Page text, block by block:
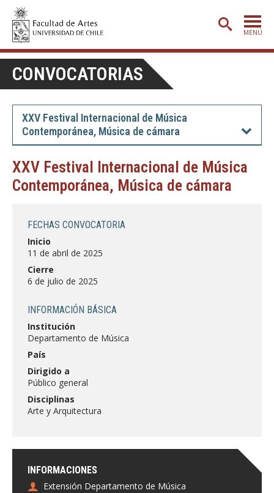
MENÚ
PORTADA
ADMISIÓN
ETAPA BÁSICA
CARRERAS
POSTGRADO
EXTENSIÓN
BIBLIOTECA
DEPARTAMENTOS
Estudiantes
Académicas/os
CONVOCATORIAS
XXV Festival Internacional de Música
Contemporánea, Música de cámara
XXV Festival Internacional de Música
Contemporánea, Música de cámara
INFORMACIONES
Extensión Departamento de Música
FECHAS CONVOCATORIA
Inicio
11 de abril de 2025
Cierre
6 de julio de 2025
INFORMACIÓN BÁSICA
Institución
Departamento de Música
País
Dirigido a
Público general
Disciplinas
Arte y Arquitectura